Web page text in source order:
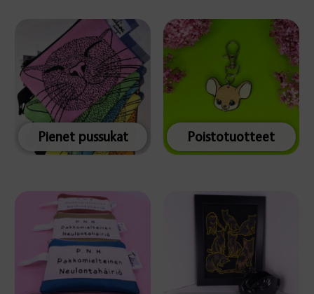
Pienet pussukat Poistotuotteet